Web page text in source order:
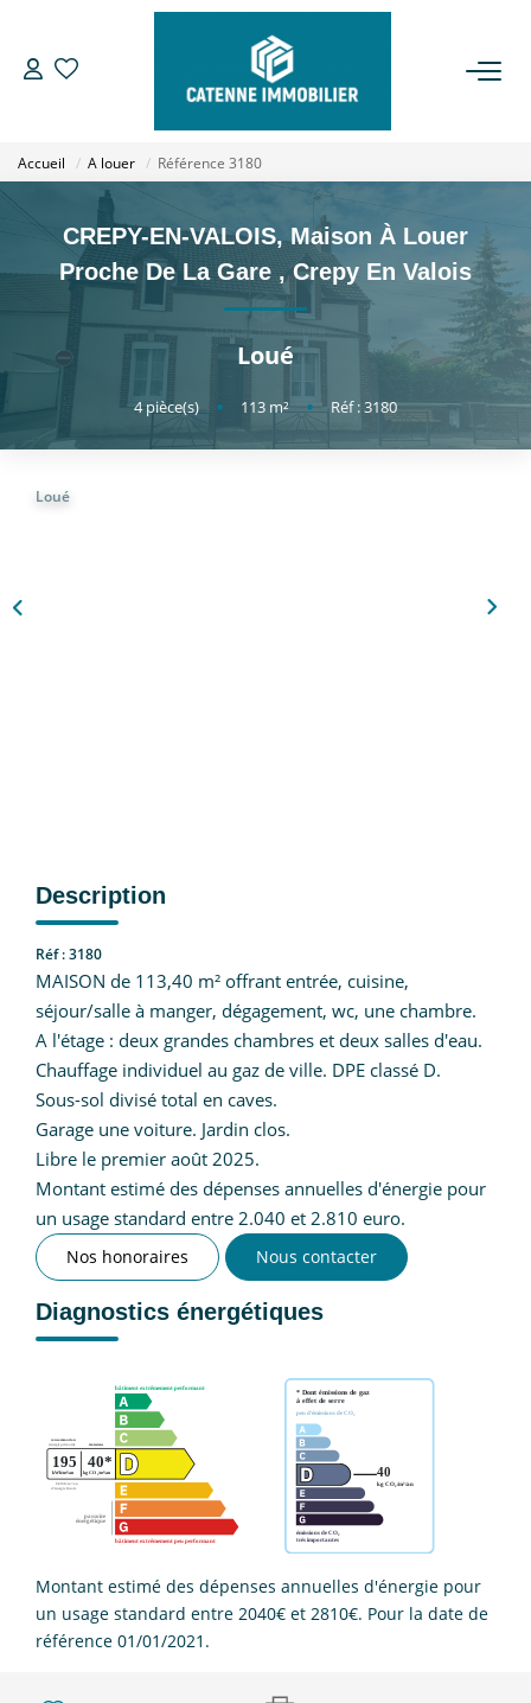
LOUER
ESTIMER
GESTION
NOTRE AGENCE
Accueil A louer Référence 3180
CREPY-EN-VALOIS, Maison À Louer
Proche De La Gare ,Crepy En Valois
Loué
4pièce(s) • 113 m² • Réf : 3180
Loué
Description
Réf : 3180
MAISON de 113,40 m² offrant entrée, cuisine,
séjour/salle à manger, dégagement, wc, une chambre.
A l'étage : deux grandes chambres et deux salles d'eau.
Chauffage individuel au gaz de ville. DPE classé D.
Sous-sol divisé total en caves.
Garage une voiture. Jardin clos.
Libre le premier août 2025.
Montant estimé des dépenses annuelles d'énergie pour
un usage standard entre 2.040 et 2.810 euro.
Nos honoraires Nous contacter
Diagnostics énergétiques
Montant estimé des dépenses annuelles d'énergie pour
un usage standard entre 2040€ et 2810€. Pour la date de
référence 01/01/2021.